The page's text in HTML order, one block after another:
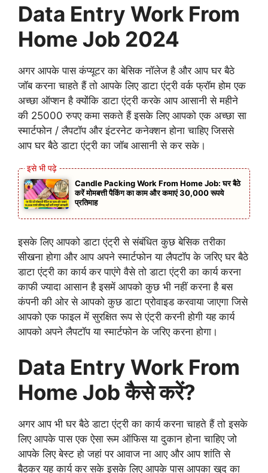
Data Entry Work From
Home Job 2024
अगर आपके पास कंप्यूटर का बेसिक नॉलेज है और आप घर बैठे
जॉब करना चाहते हैं तो आपके लिए डाटा एंट्री वर्क फ्रॉम होम एक
अच्छा ऑप्शन है क्योंकि डाटा एंट्री करके आप आसानी से महीने
की 25000 रुपए कमा सकते हैं इसके लिए आपको एक अच्छा सा
स्मार्टफोन / लैपटॉप और इंटरनेट कनेक्शन होना चाहिए जिससे
आप घर बैठे डाटा एंट्री का जॉब आसानी से कर सके।
Candle Packing Work From Home Job: घर बैठे
करें मोमबत्ती पैकिंग का काम और कमाएं 30,000 रूपये
प्रतिमाह
इसके लिए आपको डाटा एंट्री से संबंधित कुछ बेसिक तरीका
सीखना होगा और आप अपने स्मार्टफोन या लैपटॉप के जरिए घर बैठे
डाटा एंट्री का कार्य कर पाएंगे वैसे तो डाटा एंट्री का कार्य करना
काफी ज्यादा आसान है इसमें आपको कुछ भी नहीं करना है बस
कंपनी की ओर से आपको कुछ डाटा प्रोवाइड करवाया जाएगा जिसे
आपको एक फाइल में सुरक्षित रूप से एंट्री करनी होगी यह कार्य
आपको अपने लैपटॉप या स्मार्टफोन के जरिए करना होगा।
Data Entry Work From
Home Job कैसे करें?
अगर आप भी घर बैठे डाटा एंट्री का कार्य करना चाहते हैं तो इसके
लिए आपके पास एक ऐसा रूम ऑफिस या दुकान होना चाहिए जो
आपके लिए बेस्ट हो जहां पर आवाज ना आए और आप शांति से
बैठकर यह कार्य कर सके इसके लिए आपके पास आपका खुद का